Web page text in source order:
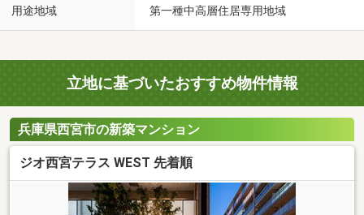
用途地域 第一種中高層住居専用地域
立地に基づいたおすすめ物件情報
兵庫県西宮市の新築マンション
ジオ西宮テラス WEST 先着順